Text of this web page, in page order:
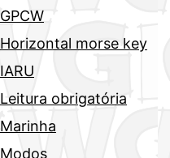
GPCW
Horizontal morse key
IARU
Leitura obrigatória
Marinha
Modos